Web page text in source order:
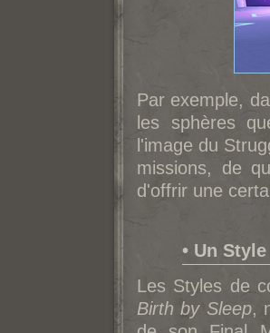
Par exemple,
les sphères
l'image du
missions, de
d'offrir une
• Un
Les Styles de
Birth by Sleep,